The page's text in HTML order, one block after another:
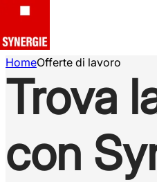
HomeOfferte di lavoro
Trova
con